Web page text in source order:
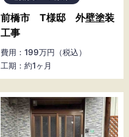
前橋市 T様邸 外壁塗装
工事
費用：199万円（税込）
工期：約1ヶ月